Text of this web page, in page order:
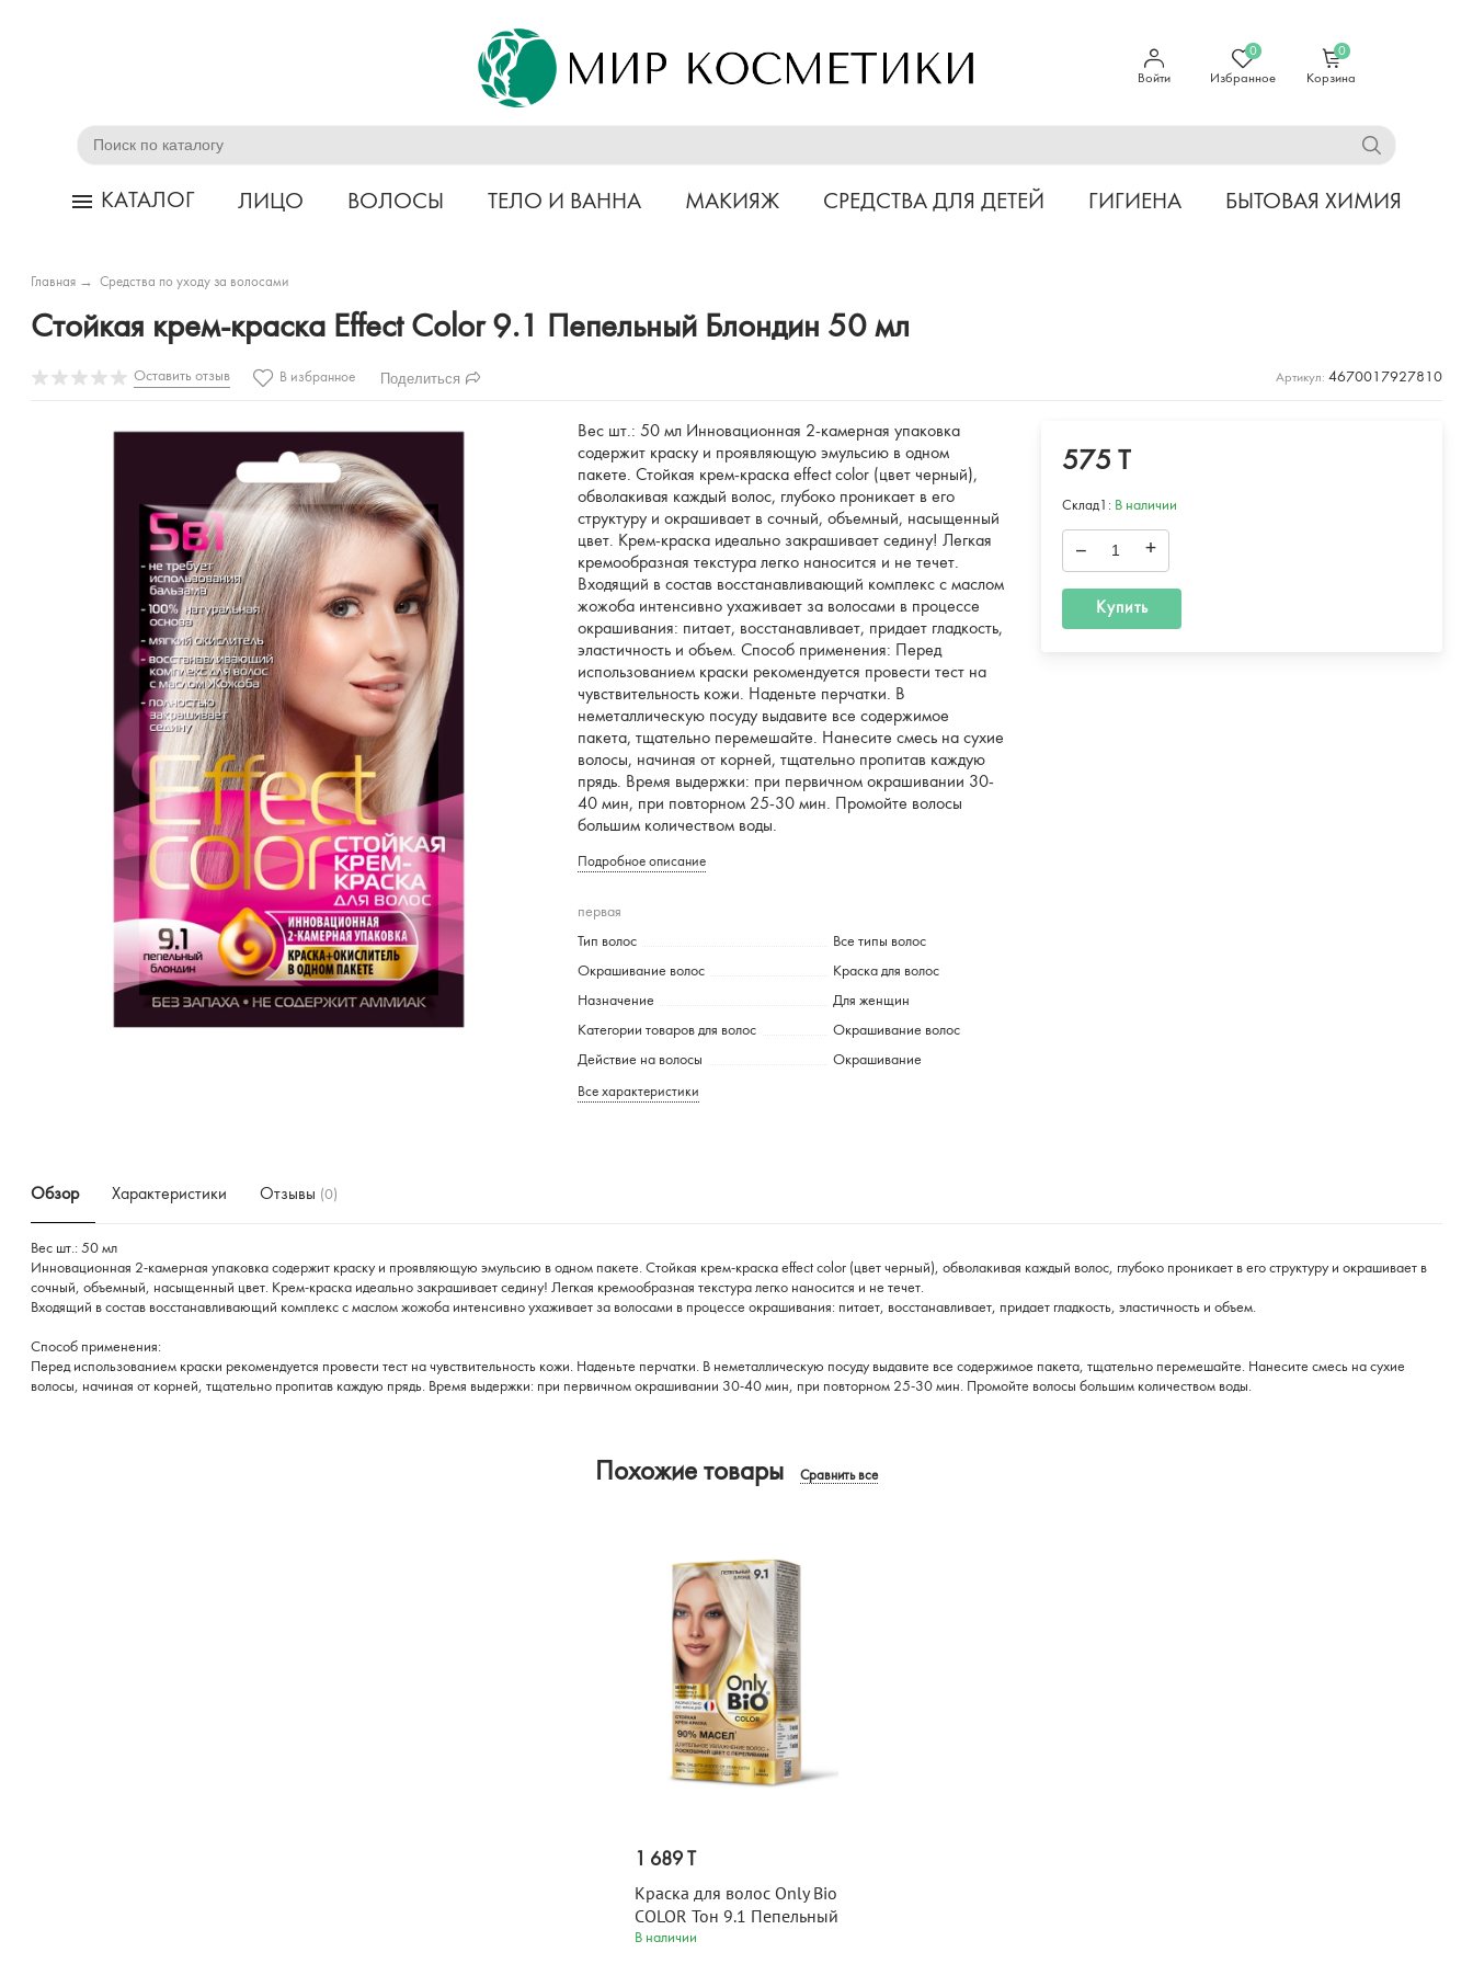
Войти
0
Избранное
0
Корзина
КАТАЛОГ ЛИЦО ВОЛОСЫ ТЕЛО И ВАННА МАКИЯЖ СРЕДСТВА ДЛЯ ДЕТЕЙ ГИГИЕНА БЫТОВАЯ ХИМИЯ
Главная → Средства по уходу за волосами
Стойкая крем-краска Effect Color 9.1 Пепельный Блондин 50 мл
Оставить отзыв В избранное Поделиться Артикул: 4670017927810
Вес шт.: 50 мл Инновационная 2-камерная упаковка
содержит краску и проявляющую эмульсию в одном
пакете. Стойкая крем-краска effect color (цвет черный),
обволакивая каждый волос, глубоко проникает в его
структуру и окрашивает в сочный, объемный, насыщенный
цвет. Крем-краска идеально закрашивает седину! Легкая
кремообразная текстура легко наносится и не течет.
Входящий в состав восстанавливающий комплекс с маслом
жожоба интенсивно ухаживает за волосами в процессе
окрашивания: питает, восстанавливает, придает гладкость,
эластичность и объем. Способ применения: Перед
использованием краски рекомендуется провести тест на
чувствительность кожи. Наденьте перчатки. В
неметаллическую посуду выдавите все содержимое
пакета, тщательно перемешайте. Нанесите смесь на сухие
волосы, начиная от корней, тщательно пропитав каждую
прядь. Время выдержки: при первичном окрашивании 30-
40 мин, при повторном 25-30 мин. Промойте волосы
большим количеством воды.
Подробное описание
первая
Тип волос Все типы волос
Окрашивание волос Краска для волос
Назначение Для женщин
Категории товаров для волос Окрашивание волос
Действие на волосы Окрашивание
Все характеристики
575 T
Склад1: В наличии
– +
Купить
Обзор Характеристики Отзывы (0)
Вес шт.: 50 мл
Инновационная 2-камерная упаковка содержит краску и проявляющую эмульсию в одном пакете. Стойкая крем-краска effect color (цвет черный), обволакивая каждый волос, глубоко проникает в его структуру и окрашивает в
сочный, объемный, насыщенный цвет. Крем-краска идеально закрашивает седину! Легкая кремообразная текстура легко наносится и не течет.
Входящий в состав восстанавливающий комплекс с маслом жожоба интенсивно ухаживает за волосами в процессе окрашивания: питает, восстанавливает, придает гладкость, эластичность и объем.
Способ применения:
Перед использованием краски рекомендуется провести тест на чувствительность кожи. Наденьте перчатки. В неметаллическую посуду выдавите все содержимое пакета, тщательно перемешайте. Нанесите смесь на сухие
волосы, начиная от корней, тщательно пропитав каждую прядь. Время выдержки: при первичном окрашивании 30-40 мин, при повторном 25-30 мин. Промойте волосы большим количеством воды.
Похожие товары Сравнить все
1 689 T
Краска для волос Only Bio
COLOR Тон 9.1 Пепельный
блонд 115 мл
В наличии